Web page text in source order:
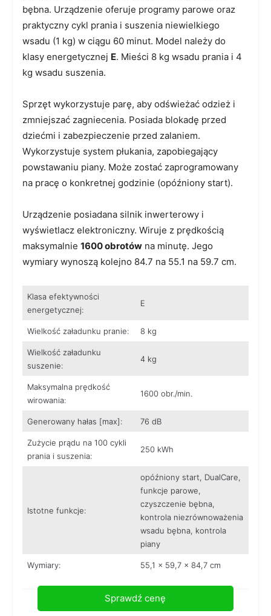
bębna. Urządzenie oferuje programy parowe oraz
praktyczny cykl prania i suszenia niewielkiego
wsadu (1 kg) w ciągu 60 minut. Model należy do
klasy energetycznej E. Mieści 8 kg wsadu prania i 4
kg wsadu suszenia.
Sprzęt wykorzystuje parę, aby odświeżać odzież i
zmniejszać zagniecenia. Posiada blokadę przed
dziećmi i zabezpieczenie przed zalaniem.
Wykorzystuje system płukania, zapobiegający
powstawaniu piany. Może zostać zaprogramowany
na pracę o konkretnej godzinie (opóźniony start).
Urządzenie posiadana silnik inwerterowy i
wyświetlacz elektroniczny. Wiruje z prędkością
maksymalnie 1600 obrotów na minutę. Jego
wymiary wynoszą kolejno 84.7 na 55.1 na 59.7 cm.
Klasa efektywności
energetycznej:
E
Wielkość załadunku pranie: 8 kg
Wielkość załadunku
suszenie:
4 kg
Maksymalna prędkość
wirowania:
1600 obr./min.
Generowany hałas [max]: 76 dB
Zużycie prądu na 100 cykli
prania i suszenia:
250 kWh
Istotne funkcje:
opóźniony start, DualCare,
funkcje parowe,
czyszczenie bębna,
kontrola niezrównoważenia
wsadu bębna, kontrola
piany
Wymiary: 55,1 x 59,7 x 84,7 cm
Sprawdź cenę